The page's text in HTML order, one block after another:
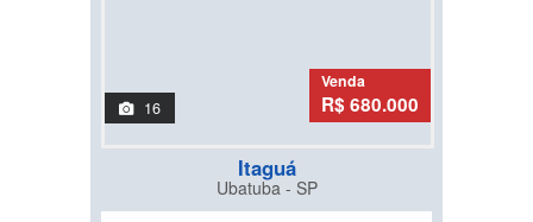
16
Venda
R$ 680.000
Itaguá
Ubatuba - SP